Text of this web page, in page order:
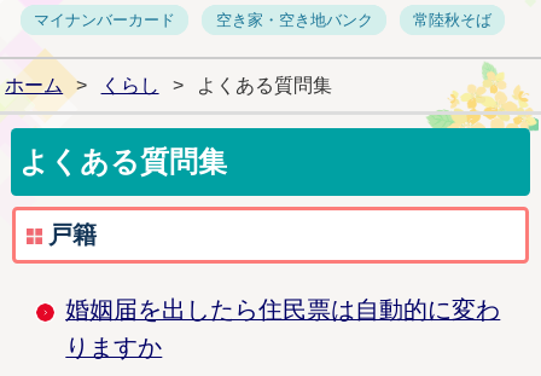
マイナンバーカード 空き家・空き地バンク 常陸秋そば
ホーム > くらし > よくある質問集
よくある質問集
戸籍
婚姻届を出したら住民票は自動的に変わ
りますか